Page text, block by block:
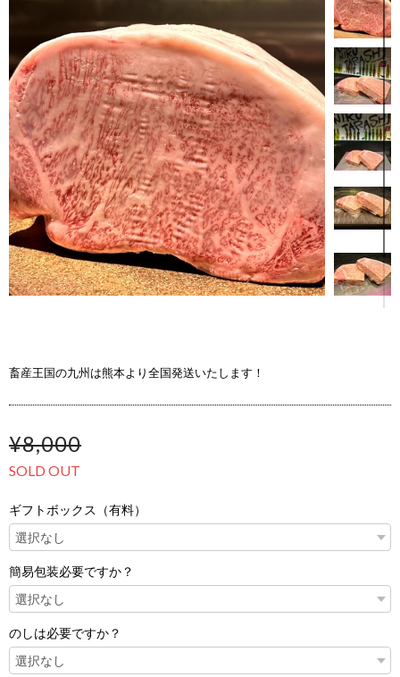
畜産王国の九州は熊本より全国発送いたします！
¥8,000
SOLD OUT
ギフトボックス（有料）
簡易包装必要ですか？
のしは必要ですか？